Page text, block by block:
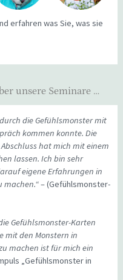
erfahren was Sie, was sie
unsere Seminare …
die Gefühlsmonster mit
kommen konnte. Die
hat mich mit einem
lassen. Ich bin sehr
eigene Erfahrungen in
machen.“– (Gefühlsmonster-
Gefühlsmonster-Karten
mit den Monstern in
machen ist für mich ein
„Gefühlsmonster in